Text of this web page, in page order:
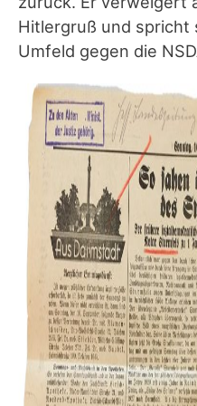
Hitlergruß und spricht
Umfeld gegen die